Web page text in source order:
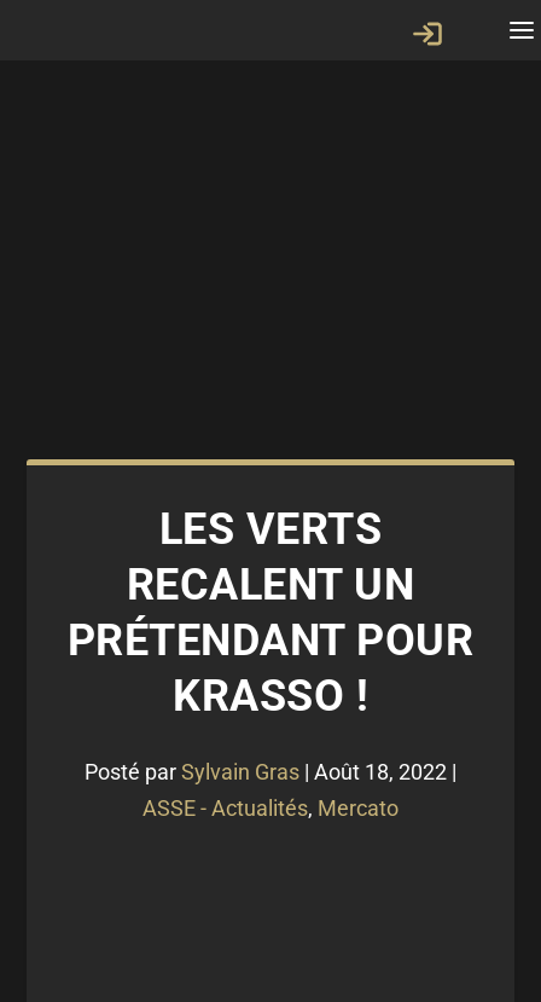
LES VERTS
RECALENT UN
PRÉTENDANT POUR
KRASSO !
Posté parSylvain Gras | Août 18, 2022 |
ASSE - Actualités, Mercato